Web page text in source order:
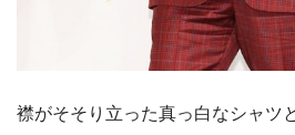
襟がそそり立った真っ白なシャツ